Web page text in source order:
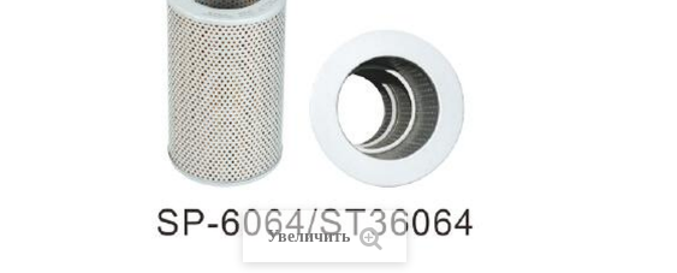
Увеличить